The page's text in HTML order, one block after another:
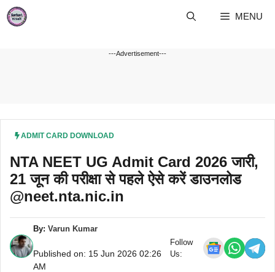
Skip
MENU
---Advertisement---
ADMIT CARD DOWNLOAD
NTA NEET UG Admit Card 2026 जारी,
21 जून की परीक्षा से पहले ऐसे करें डाउनलोड
@neet.nta.nic.in
By:Varun Kumar
Published on: 15 Jun 2026 02:26
AM
Follow
Us: